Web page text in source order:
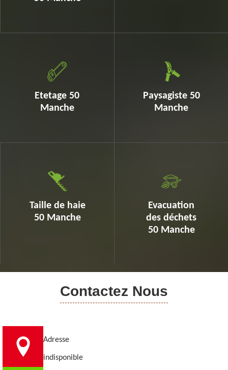
Etetage 50
Manche
Paysagiste 50
Manche
Taille de haie
50 Manche
Evacuation
des déchets
50 Manche
Contactez Nous
Adresse
indisponible